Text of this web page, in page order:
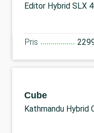
Editor Hybrid SLX
Pris
Cube
Kathmandu Hybrid